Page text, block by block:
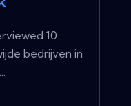
10
bedrijven in